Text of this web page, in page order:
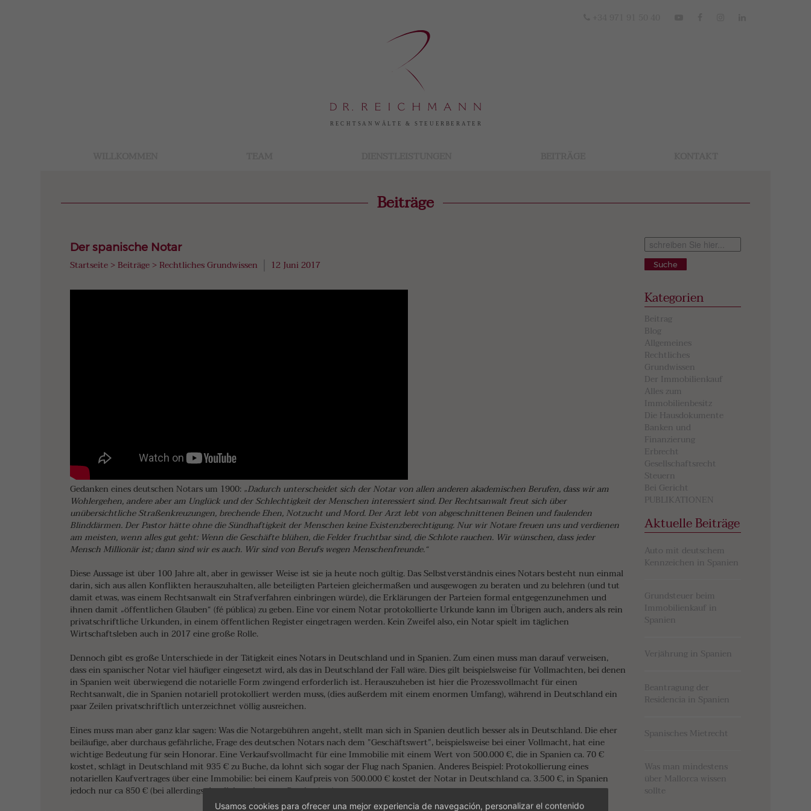
Beiträge
Der spanische Notar
Startseite >Beiträge >Rechtliches Grundwissen 12 Juni 2017
Gedanken eines deutschen Notars um 1900:„Dadurch unterscheidet sich der Notar von allen anderen akademischen Berufen, dass wir am
Wohlergehen, andere aber am Unglück und der Schlechtigkeit der Menschen interessiert sind. Der Rechtsanwalt freut sich über
unübersichtliche Straßenkreuzungen, brechende Ehen, Notzucht und Mord. Der Arzt lebt von abgeschnittenen Beinen und faulenden
Blinddärmen. Der Pastor hätte ohne die Sündhaftigkeit der Menschen keine Existenzberechtigung. Nur wir Notare freuen uns und verdienen
am meisten, wenn alles gut geht: Wenn die Geschäfte blühen, die Felder fruchtbar sind, die Schlote rauchen. Wir wünschen, dass jeder
Mensch Millionär ist; dann sind wir es auch. Wir sind von Berufs wegen Menschenfreunde.“
Diese Aussage ist über 100 Jahre alt, aber in gewisser Weise ist sie ja heute noch gültig. Das Selbstverständnis eines Notars besteht nun einmal
darin, sich aus allen Konflikten herauszuhalten, alle beteiligten Parteien gleichermaßen und ausgewogen zu beraten und zu belehren (und tut
damit etwas, was einem Rechtsanwalt ein Strafverfahren einbringen würde), die Erklärungen der Parteien formal entgegenzunehmen und
ihnen damit „öffentlichen Glauben“ (fé pública) zu geben. Eine vor einem Notar protokollierte Urkunde kann im Übrigen auch, anders als rein
privatschriftliche Urkunden, in einem öffentlichen Register eingetragen werden. Kein Zweifel also, ein Notar spielt im täglichen
Wirtschaftsleben auch in 2017 eine große Rolle.
Dennoch gibt es große Unterschiede in der Tätigkeit eines Notars in Deutschland und in Spanien. Zum einen muss man darauf verweisen,
dass ein spanischer Notar viel häufiger eingesetzt wird, als das in Deutschland der Fall wäre. Dies gilt beispielsweise für Vollmachten, bei denen
in Spanien weit überwiegend die notarielle Form zwingend erforderlich ist. Herauszuheben ist hier die Prozessvollmacht für einen
Rechtsanwalt, die in Spanien notariell protokolliert werden muss, (dies außerdem mit einem enormen Umfang), während in Deutschland ein
paar Zeilen privatschriftlich unterzeichnet völlig ausreichen.
Eines muss man aber ganz klar sagen: Was die Notargebühren angeht, stellt man sich in Spanien deutlich besser als in Deutschland. Die eher
beiläufige, aber durchaus gefährliche, Frage des deutschen Notars nach dem ”Geschäftswert”, beispielsweise bei einer Vollmacht, hat eine
wichtige Bedeutung für sein Honorar. Eine Verkaufsvollmacht für eine Immobilie mit einem Wert von 500.000 €, die in Spanien ca. 70 €
kostet, schlägt in Deutschland mit 935 € zu Buche, da lohnt sich sogar der Flug nach Spanien. Anderes Beispiel: Protokollierung eines
notariellen Kaufvertrages über eine Immobilie: bei einem Kaufpreis von 500.000 € kostet der Notar in Deutschland ca. 3.500 €, in Spanien
jedoch nur ca 850 € (bei allerdings deutlich geringerem Service (s.u.).
Suche
Kategorien
Beitrag
Blog
Allgemeines
Rechtliches
Grundwissen
Der Immobilienkauf
Alles zum
Immobilienbesitz
Die Hausdokumente
Banken und
Finanzierung
Erbrecht
Gesellschaftsrecht
Steuern
Bei Gericht
PUBLIKATIONEN
Aktuelle Beiträge
Auto mit deutschem
Kennzeichen in Spanien
Grundsteuer beim
Immobilienkauf in
Spanien
Verjährung in Spanien
Beantragung der
Residencia in Spanien
Spanisches Mietrecht
Was man mindestens
über Mallorca wissen
sollte
Usamos cookies para ofrecer una mejor experiencia de navegación, personalizar el contenido